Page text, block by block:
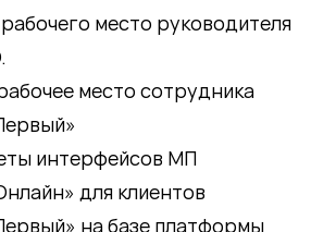
место руководителя
место сотрудника
интерфейсов МП
для клиентов
на базе платформы